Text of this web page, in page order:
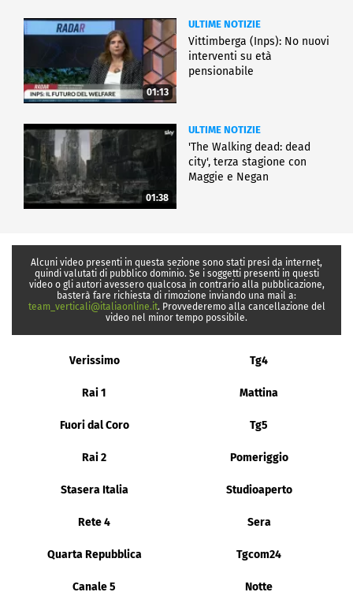
01:13
ULTIME NOTIZIE
Vittimberga (Inps): No nuovi
interventi su età
pensionabile
01:38
ULTIME NOTIZIE
'The Walking dead: dead
city', terza stagione con
Maggie e Negan
Alcuni video presenti in questa sezione sono stati presi da internet,
quindi valutati di pubblico dominio. Se i soggetti presenti in questi
video o gli autori avessero qualcosa in contrario alla pubblicazione,
basterà fare richiesta di rimozione inviando una mail a:
team_verticali@italiaonline.it. Provvederemo alla cancellazione del
video nel minor tempo possibile.
Verissimo Tg4
Rai 1 Mattina
Fuori dal Coro Tg5
Rai 2 Pomeriggio
Stasera Italia Studioaperto
Rete 4 Sera
Quarta Repubblica Tgcom24
Canale 5 Notte